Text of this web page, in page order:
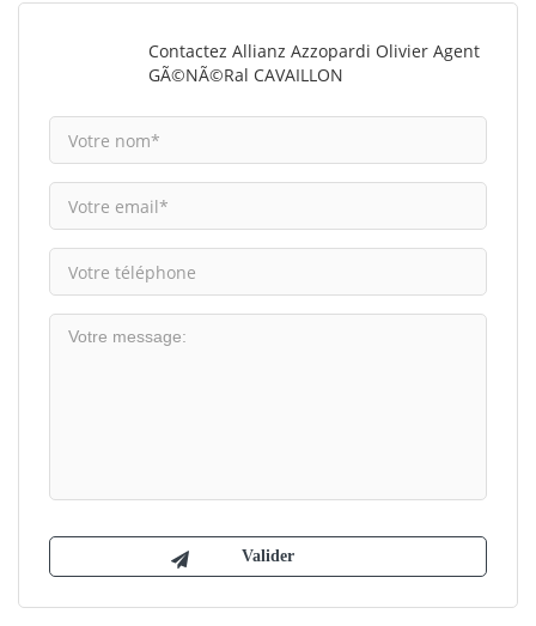
Contactez Allianz Azzopardi Olivier Agent
GÃ©nÃ©ral CAVAILLON